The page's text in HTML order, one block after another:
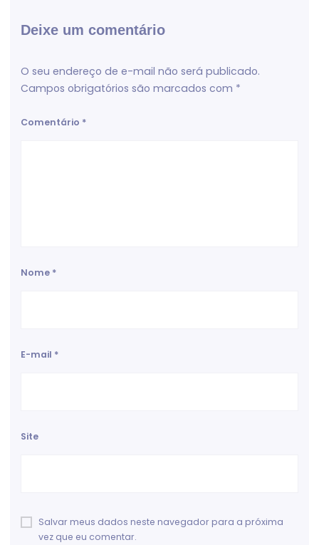
Deixe um comentário
O seu endereço de e-mail não será publicado.
Campos obrigatórios são marcados com *
Comentário *
Nome *
E-mail *
Site
Salvar meus dados neste navegador para a próxima
vez que eu comentar.